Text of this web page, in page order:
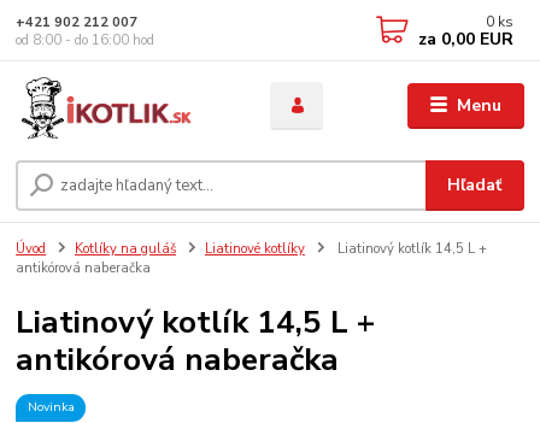
Menu
Hľadať
+421 902 212 007
od 8:00 - do 16:00 hod
0 ks
za 0,00 EUR
Úvod Kotlíky na guláš Liatinové kotlíky
Liatinový kotlík 14,5 L +
antikórová naberačka
Liatinový kotlík 14,5 L +
antikórová naberačka
Novinka